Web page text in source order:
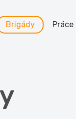
Brigády Práce